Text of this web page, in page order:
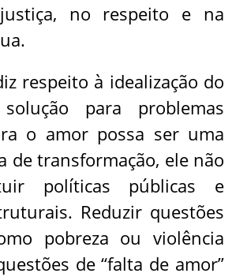
no respeito e na
respeito à idealização do
para problemas
o amor possa ser uma
de transformação, ele não
políticas públicas e
Reduzir questões
pobreza ou violência
de “falta de amor”